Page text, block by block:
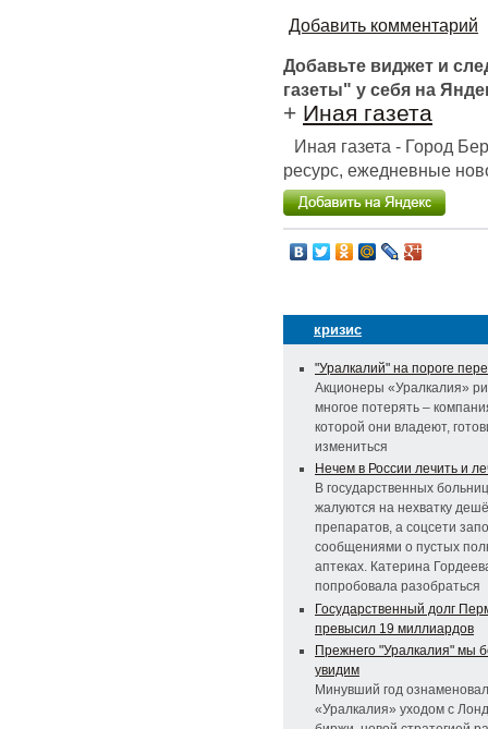
Добавить комментарий
Добавьте виджет и
газеты" у себя на
+ Иная газета
Иная газета - Город
ресурс, ежедневные
кризис
"Уралкалий" на пороге
Акционеры «Уралкалия»
многое потерять –
которой они владеют,
измениться
Нечем в России лечить и
В государственных
жалуются на нехватку
препаратов, а соцсети
сообщениями о пустых
аптеках. Катерина
попробовала разобраться
Государственный долг
превысил 19 миллиардов
Прежнего "Уралкалия" мы
увидим
Минувший год
«Уралкалия» уходом с